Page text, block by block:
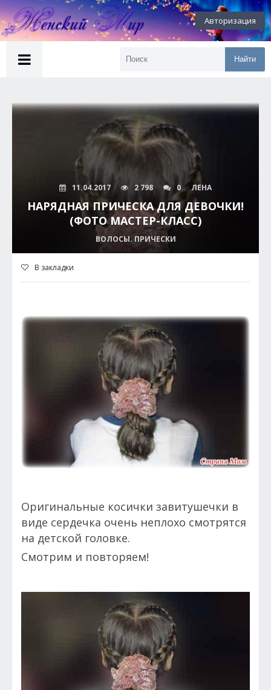
Авторизация
Найти
11.04.2017 2 798 0 ЛЕНА
НАРЯДНАЯ ПРИЧЕСКА ДЛЯ ДЕВОЧКИ!
(ФОТО МАСТЕР-КЛАСС)
ВОЛОСЫ. ПРИЧЕСКИ
В закладки
Оригинальные косички завитушечки в
виде сердечка очень неплохо смотрятся
на детской головке.
Смотрим и повторяем!